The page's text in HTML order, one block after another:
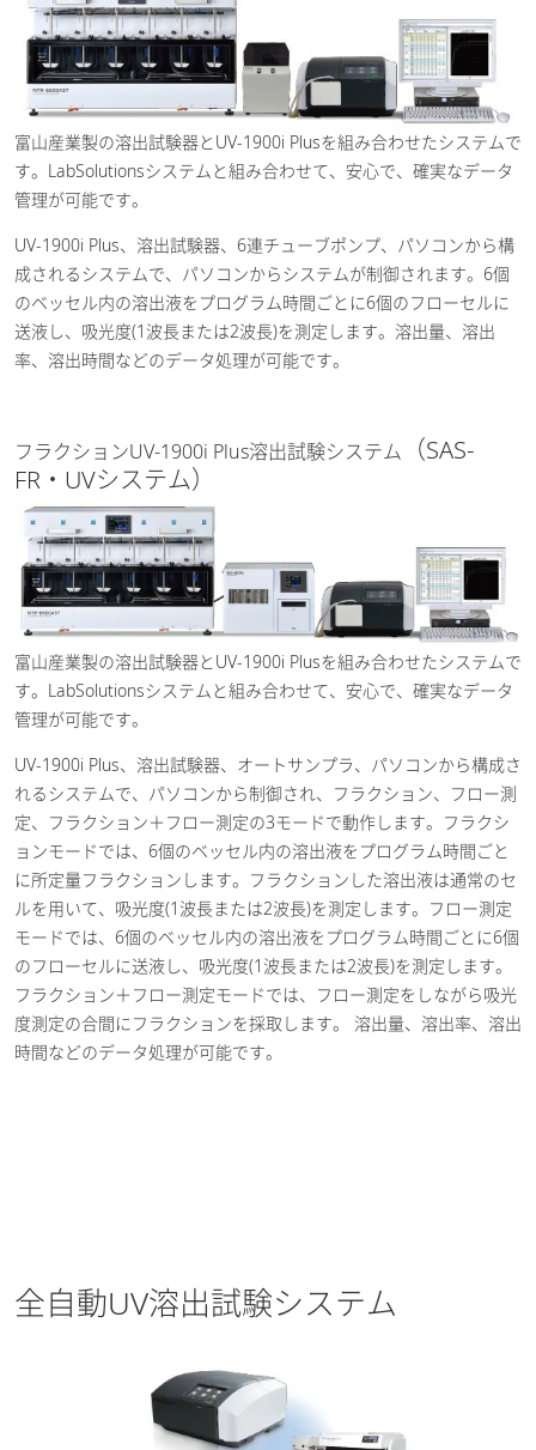
富山産業製の溶出試験器とUV-1900i Plusを組み合わせたシステムで
す。LabSolutionsシステムと組み合わせて、安心で、確実なデータ
管理が可能です。
UV-1900i Plus、溶出試験器、6連チューブポンプ、パソコンから構
成されるシステムで、パソコンからシステムが制御されます。6個
のベッセル内の溶出液をプログラム時間ごとに6個のフローセルに
送液し、吸光度(1波長または2波長)を測定します。溶出量、溶出
率、溶出時間などのデータ処理が可能です。
フラクションUV-1900i Plus溶出試験システム
（SAS-
FR・UVシステム）
富山産業製の溶出試験器とUV-1900i Plusを組み合わせたシステムで
す。LabSolutionsシステムと組み合わせて、安心で、確実なデータ
管理が可能です。
UV-1900i Plus、溶出試験器、オートサンプラ、パソコンから構成さ
れるシステムで、パソコンから制御され、フラクション、フロー測
定、フラクション＋フロー測定の3モードで動作します。フラクシ
ョンモードでは、6個のベッセル内の溶出液をプログラム時間ごと
に所定量フラクションします。フラクションした溶出液は通常のセ
ルを用いて、吸光度(1波長または2波長)を測定します。フロー測定
モードでは、6個のベッセル内の溶出液をプログラム時間ごとに6個
のフローセルに送液し、吸光度(1波長または2波長)を測定します。
フラクション＋フロー測定モードでは、フロー測定をしながら吸光
度測定の合間にフラクションを採取します。 溶出量、溶出率、溶出
時間などのデータ処理が可能です。
全自動UV溶出試験システム